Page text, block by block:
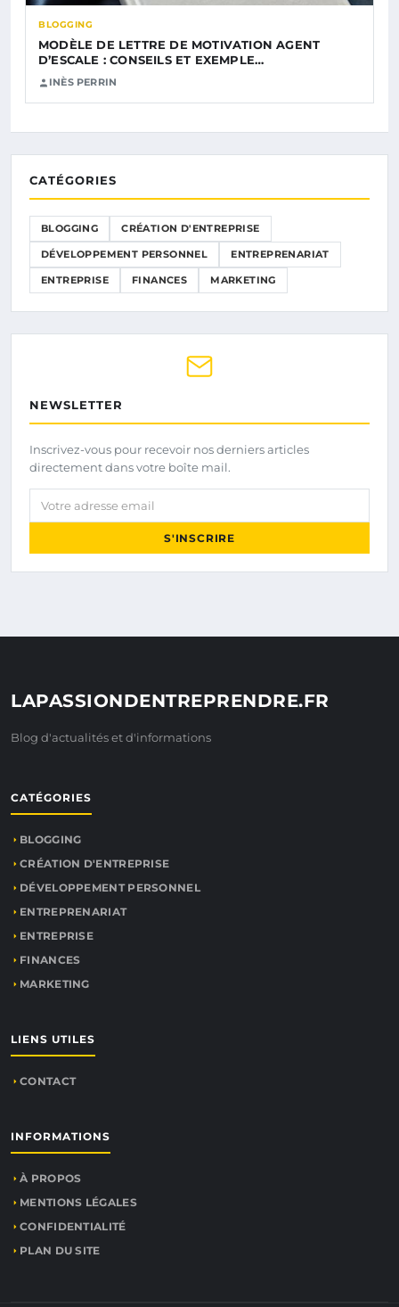
BLOGGING
MODÈLE DE LETTRE DE MOTIVATION AGENT
D’ESCALE : CONSEILS ET EXEMPLE…
INÈS PERRIN
CATÉGORIES
BLOGGING CRÉATION D'ENTREPRISE
DÉVELOPPEMENT PERSONNEL ENTREPRENARIAT
ENTREPRISE FINANCES MARKETING
NEWSLETTER
Inscrivez-vous pour recevoir nos derniers articles
directement dans votre boîte mail.
Votre adresse email
S'INSCRIRE
LAPASSIONDENTREPRENDRE.FR
Blog d'actualités et d'informations
CATÉGORIES
BLOGGING
CRÉATION D'ENTREPRISE
DÉVELOPPEMENT PERSONNEL
ENTREPRENARIAT
ENTREPRISE
FINANCES
MARKETING
LIENS UTILES
CONTACT
INFORMATIONS
À PROPOS
MENTIONS LÉGALES
CONFIDENTIALITÉ
PLAN DU SITE